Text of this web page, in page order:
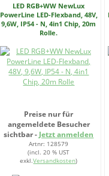
LED RGB+WW NewLux
PowerLine LED-Flexband, 48V,
9,6W, IP54 - N, 4in1 Chip, 20m
Rolle.
Preise nur für
angemeldete Besucher
sichtbar - Jetzt anmelden
Artnr: 128579
(incl. 20 % UST
exkl.Versandkosten)